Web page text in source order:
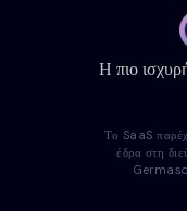
Η πιο
Το SaaS
έδρα στη